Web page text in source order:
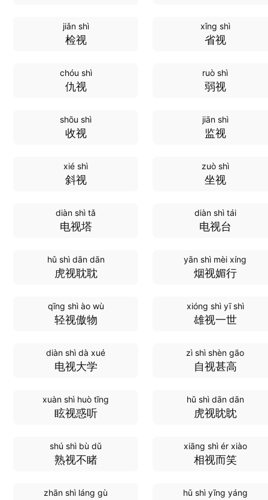
jiǎn shì
检视
xǐng shì
省视
chóu shì
仇视
ruò shì
弱视
shōu shì
收视
jiān shì
监视
xié shì
斜视
zuò shì
坐视
diàn shì tǎ
电视塔
diàn shì tái
电视台
hǔ shì dān dān
虎视耽耽
yān shì mèi xíng
烟视媚行
qīng shì ào wù
轻视傲物
xióng shì yī shì
雄视一世
diàn shì dà xué
电视大学
zì shì shèn gāo
自视甚高
xuàn shì huò tīng
眩视惑听
hǔ shì dān dān
虎视眈眈
shú shì bù dǔ
熟视不睹
xiāng shì ér xiào
相视而笑
zhān shì láng gù hǔ shì yīng yáng